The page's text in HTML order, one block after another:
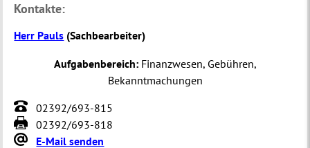
Kontakte:
Herr Pauls (Sachbearbeiter)
Aufgabenbereich:Finanzwesen, Gebühren,
Bekanntmachungen
02392/693-815
02392/693-818
E-Mail senden